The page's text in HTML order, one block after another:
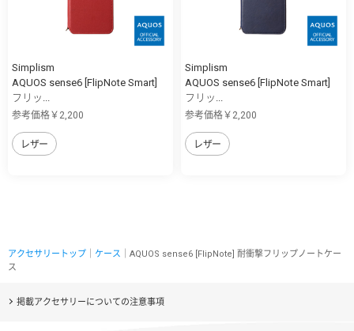
Simplism
AQUOS sense6 [FlipNote Smart]
フリッ...
参考価格￥2,200
レザー
Simplism
AQUOS sense6 [FlipNote Smart]
フリッ...
参考価格￥2,200
レザー
アクセサリートップ ケース ｜AQUOS sense6 [FlipNote] 耐衝撃フリップノートケー
ス
掲載アクセサリーについての注意事項